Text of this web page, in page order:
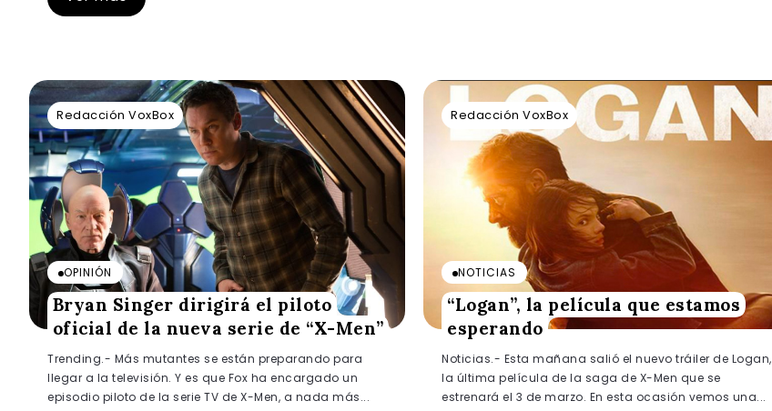
Redacción VoxBox
OPINIÓN
Bryan Singer dirigirá el piloto
oficial de la nueva serie de “X-Men”
Trending.- Más mutantes se están preparando para
llegar a la televisión. Y es que Fox ha encargado un
episodio piloto de la serie TV de X-Men, a nada más...
Redacción VoxBox
NOTICIAS
“Logan”, la película que estamos
esperando
Noticias.- Esta mañana salió el nuevo tráiler de Logan,
la última película de la saga de X-Men que se
estrenará el 3 de marzo. En esta ocasión vemos una...